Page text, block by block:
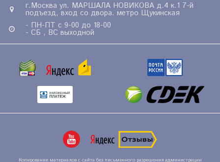
г.Москва ул. МАРШАЛА НОВИКОВА д.4 к.1 7-й
подъезд, вход со двора. метро Щукинская
- ПН-ПТ с 9-00 до 18-00
- СБ , ВС выходной
Копирование материалов с сайта без письменного разрешения администрации